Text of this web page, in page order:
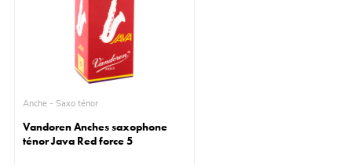
Anche - Saxo ténor
Vandoren Anches saxophone
ténor Java Red force 5